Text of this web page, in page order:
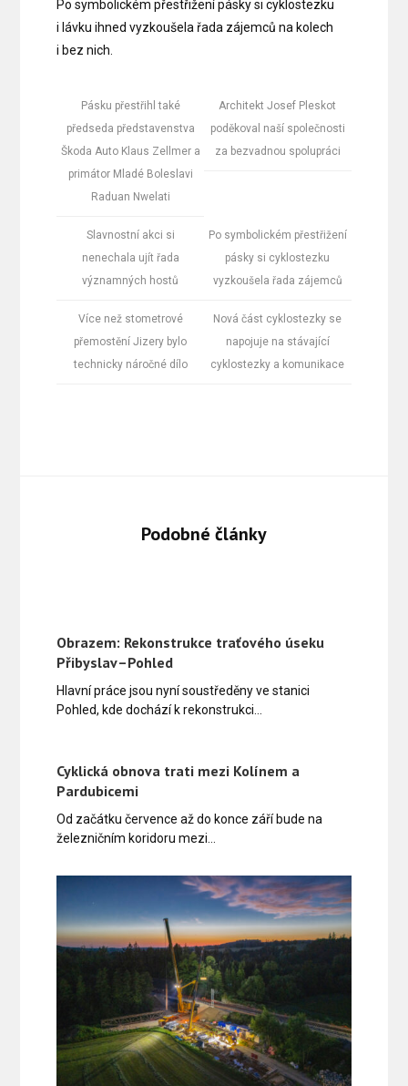
Po symbolickém přestřižení pásky si cyklostezku
i lávku ihned vyzkoušela řada zájemců na kolech
i bez nich.
Pásku přestřihl také
předseda představenstva
Škoda Auto Klaus Zellmer a
primátor Mladé Boleslavi
Raduan Nwelati
Architekt Josef Pleskot
poděkoval naší společnosti
za bezvadnou spolupráci
Slavnostní akci si
nenechala ujít řada
významných hostů
Po symbolickém přestřižení
pásky si cyklostezku
vyzkoušela řada zájemců
Více než stometrové
přemostění Jizery bylo
technicky náročné dílo
Nová část cyklostezky se
napojuje na stávající
cyklostezky a komunikace
Podobné články
Obrazem: Rekonstrukce traťového úseku
Přibyslav–Pohled
Hlavní práce jsou nyní soustředěny ve stanici
Pohled, kde dochází k rekonstrukci…
Cyklická obnova trati mezi Kolínem a
Pardubicemi
Od začátku července až do konce září bude na
železničním koridoru mezi…